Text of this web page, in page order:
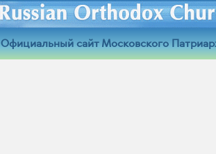
Официальный сайт Московского